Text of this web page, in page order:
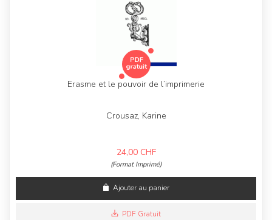
Erasme et le pouvoir de l’imprimerie
Crousaz, Karine
24,00 CHF
(Format Imprimé)
Ajouter au panier
PDF Gratuit